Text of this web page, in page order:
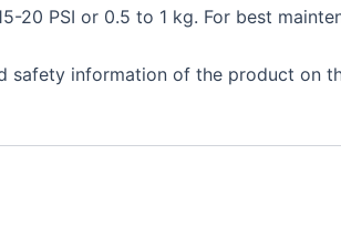
20 PSI or 0.5 to 1 kg. For best
safety information of the product on